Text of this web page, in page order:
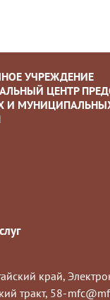
УЧРЕЖДЕНИЕ
ЦЕНТР
И
край,
тракт, 58-